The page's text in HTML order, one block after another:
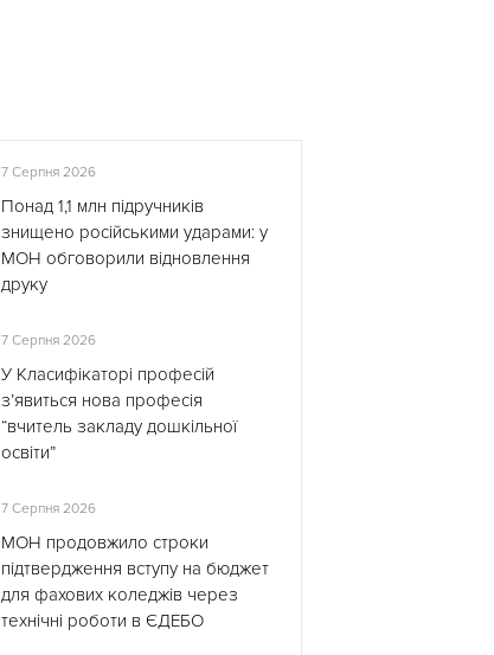
7 Серпня 2026
Понад 1,1 млн підручників
знищено російськими ударами: у
МОН обговорили відновлення
друку
7 Серпня 2026
У Класифікаторі професій
з’явиться нова професія
“вчитель закладу дошкільної
освіти”
7 Серпня 2026
МОН продовжило строки
підтвердження вступу на бюджет
для фахових коледжів через
технічні роботи в ЄДЕБО